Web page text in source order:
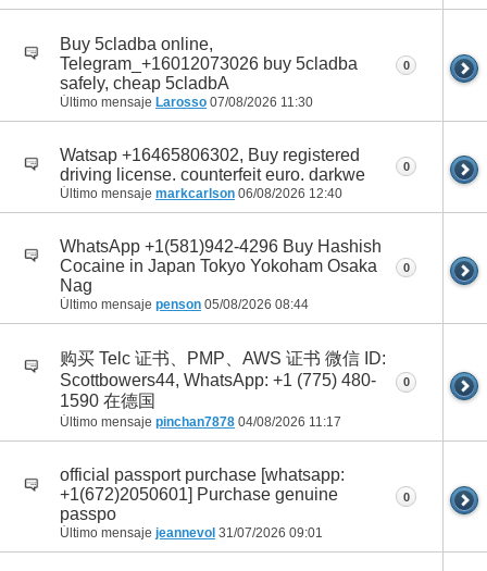
Buy 5cladba online,
Telegram_+16012073026 buy 5cladba
safely, cheap 5cladbA
Último mensaje Larosso 07/08/2026 11:30
0
Watsap +16465806302, Buy registered
driving license. counterfeit euro. darkwe
Último mensaje markcarlson 06/08/2026 12:40
0
WhatsApp +1(581)942-4296 Buy Hashish
Cocaine in Japan Tokyo Yokoham Osaka
Nag
Último mensaje penson 05/08/2026 08:44
0
购买 Telc 证书、PMP、AWS 证书 微信 ID:
Scottbowers44, WhatsApp: +1 (775) 480-
1590 在德国
Último mensaje pinchan7878 04/08/2026 11:17
0
official passport purchase [whatsapp:
+1(672)2050601] Purchase genuine
passpo
Último mensaje jeannevol 31/07/2026 09:01
0